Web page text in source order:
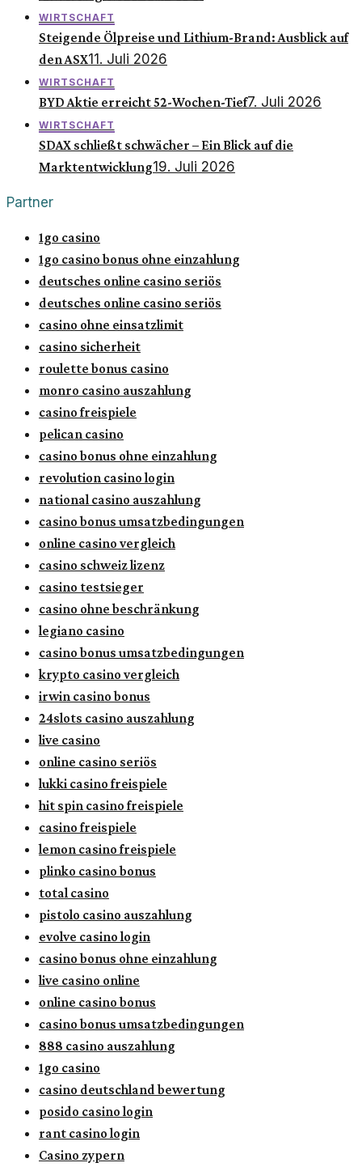
WIRTSCHAFT
Steigende Ölpreise und Lithium-Brand: Ausblick auf
den ASX11. Juli 2026
WIRTSCHAFT
BYD Aktie erreicht 52-Wochen-Tief7. Juli 2026
WIRTSCHAFT
SDAX schließt schwächer – Ein Blick auf die
Marktentwicklung19. Juli 2026
Partner
1go casino
1go casino bonus ohne einzahlung
deutsches online casino seriös
deutsches online casino seriös
casino ohne einsatzlimit
casino sicherheit
roulette bonus casino
monro casino auszahlung
casino freispiele
pelican casino
casino bonus ohne einzahlung
revolution casino login
national casino auszahlung
casino bonus umsatzbedingungen
online casino vergleich
casino schweiz lizenz
casino testsieger
casino ohne beschränkung
legiano casino
casino bonus umsatzbedingungen
krypto casino vergleich
irwin casino bonus
24slots casino auszahlung
live casino
online casino seriös
lukki casino freispiele
hit spin casino freispiele
casino freispiele
lemon casino freispiele
plinko casino bonus
total casino
pistolo casino auszahlung
evolve casino login
casino bonus ohne einzahlung
live casino online
online casino bonus
casino bonus umsatzbedingungen
888 casino auszahlung
1go casino
casino deutschland bewertung
posido casino login
rant casino login
Casino zypern